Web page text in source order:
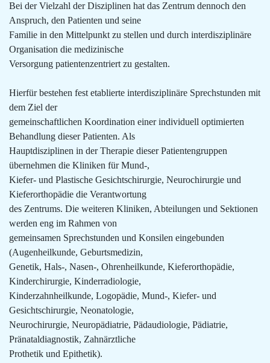
Bei der Vielzahl der Disziplinen hat das Zentrum dennoch den
Anspruch, den Patienten und seine
Familie in den Mittelpunkt zu stellen und durch interdisziplinäre
Organisation die medizinische
Versorgung patientenzentriert zu gestalten.
Hierfür bestehen fest etablierte interdisziplinäre Sprechstunden mit
dem Ziel der
gemeinschaftlichen Koordination einer individuell optimierten
Behandlung dieser Patienten. Als
Hauptdisziplinen in der Therapie dieser Patientengruppen
übernehmen die Kliniken für Mund-,
Kiefer- und Plastische Gesichtschirurgie, Neurochirurgie und
Kieferorthopädie die Verantwortung
des Zentrums. Die weiteren Kliniken, Abteilungen und Sektionen
werden eng im Rahmen von
gemeinsamen Sprechstunden und Konsilen eingebunden
(Augenheilkunde, Geburtsmedizin,
Genetik, Hals-, Nasen-, Ohrenheilkunde, Kieferorthopädie,
Kinderchirurgie, Kinderradiologie,
Kinderzahnheilkunde, Logopädie, Mund-, Kiefer- und
Gesichtschirurgie, Neonatologie,
Neurochirurgie, Neuropädiatrie, Pädaudiologie, Pädiatrie,
Pränataldiagnostik, Zahnärztliche
Prothetik und Epithetik).